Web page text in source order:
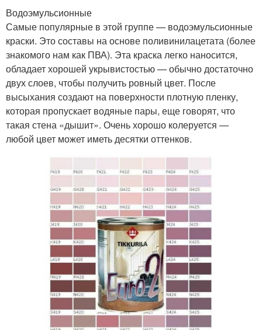
Водоэмульсионные
Самые популярные в этой группе — водоэмульсионные
краски. Это составы на основе поливинилацетата (более
знакомого нам как ПВА). Эта краска легко наносится,
обладает хорошей укрывистостью — обычно достаточно
двух слоев, чтобы получить ровный цвет. После
высыхания создают на поверхности плотную пленку,
которая пропускает водяные пары, еще говорят, что
такая стена «дышит». Очень хорошо колеруется —
любой цвет может иметь десятки оттенков.